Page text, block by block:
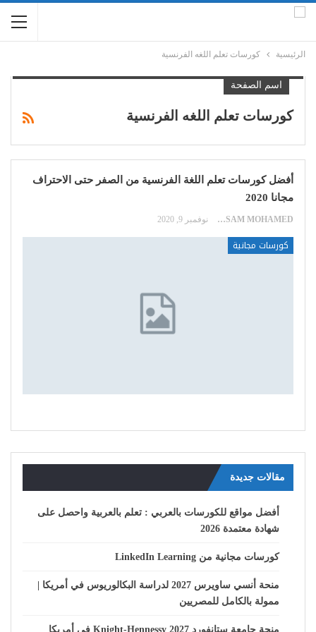
الرئيسية كورسات تعلم اللغه الفرنسية
اسم الصفحة
كورسات تعلم اللغه الفرنسية
أفضل كورسات تعلم اللغة الفرنسية من الصفر حتى الاحتراف
مجانا 2020
HOSSAM MOHAMED نوفمبر 9, 2020
كورسات مجانية
مقالات جديدة
أفضل مواقع للكورسات بالعربي : تعلم بالعربية واحصل على
شهادة معتمدة 2026
كورسات مجانية من LinkedIn Learning
منحة أنسي ساويرس 2027 لدراسة البكالوريوس في أمريكا |
ممولة بالكامل للمصريين
منحة جامعة ستانفورد Knight-Hennessy 2027 في أمريكا